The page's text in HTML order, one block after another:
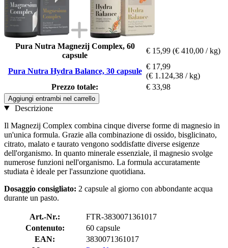
Pura Nutra Magnezij Complex, 60
capsule
€ 15,99 (€ 410,00 / kg)
Pura Nutra Hydra Balance, 30 capsule
€ 17,99
(€ 1.124,38 / kg)
Prezzo totale:
€ 33,98
Aggiungi entrambi nel carrello
Descrizione
Il Magnezij Complex combina cinque diverse forme di magnesio in
un'unica formula. Grazie alla combinazione di ossido, bisglicinato,
citrato, malato e taurato vengono soddisfatte diverse esigenze
dell'organismo. In quanto minerale essenziale, il magnesio svolge
numerose funzioni nell'organismo. La formula accuratamente
studiata è ideale per l'assunzione quotidiana.
Dosaggio consigliato: 2 capsule al giorno con abbondante acqua
durante un pasto.
Art.-Nr.:
FTR-3830071361017
Contenuto:
60 capsule
EAN:
3830071361017